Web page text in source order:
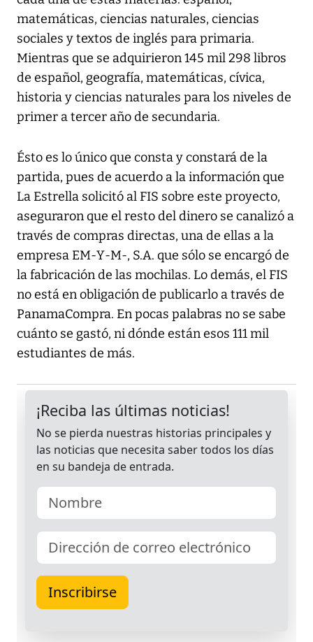
matemáticas, ciencias naturales, ciencias
sociales y textos de inglés para primaria.
Mientras que se adquirieron 145 mil 298 libros
de español, geografía, matemáticas, cívica,
historia y ciencias naturales para los niveles de
primer a tercer año de secundaria.
Ésto es lo único que consta y constará de la
partida, pues de acuerdo a la información que
La Estrella solicitó al FIS sobre este proyecto,
aseguraron que el resto del dinero se canalizó a
través de compras directas, una de ellas a la
empresa EM-Y-M-, S.A. que sólo se encargó de
la fabricación de las mochilas. Lo demás, el FIS
no está en obligación de publicarlo a través de
PanamaCompra. En pocas palabras no se sabe
cuánto se gastó, ni dónde están esos 111 mil
estudiantes de más.